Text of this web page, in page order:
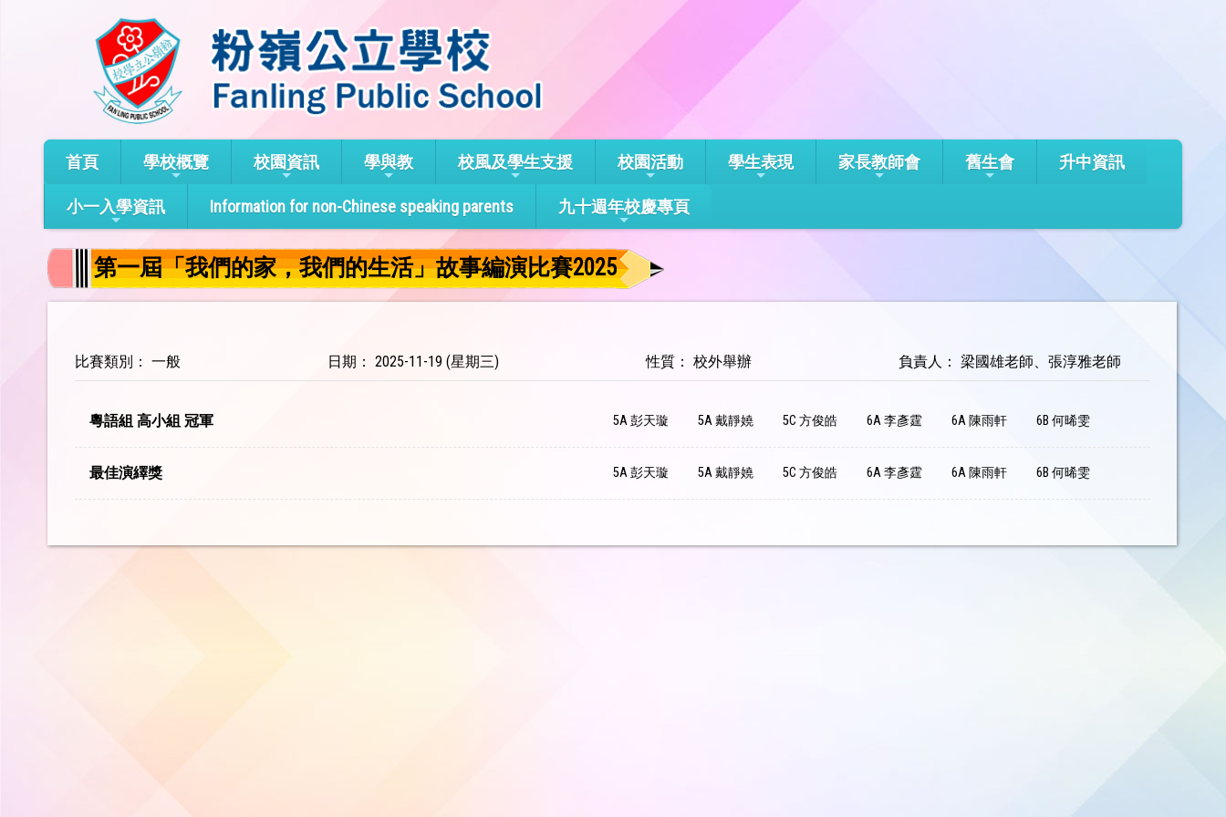
首頁 學校概覽 校園資訊 學與教 校風及學生支援 校園活動 學生表現 家長教師會 舊生會 升中資訊
小一入學資訊 Information for non-Chinese speaking parents 九十週年校慶專頁
第一屆「我們的家，我們的生活」故事編演比賽2025
比賽類別： 一般 日期： 2025-11-19 (星期三) 性質： 校外舉辦 負責人： 梁國雄老師、張淳雅老師
粵語組 高小組 冠軍 5A 彭天璇 5A 戴靜嬈 5C 方俊皓 6A 李彥霆 6A 陳雨軒 6B 何晞雯
最佳演繹獎 5A 彭天璇 5A 戴靜嬈 5C 方俊皓 6A 李彥霆 6A 陳雨軒 6B 何晞雯